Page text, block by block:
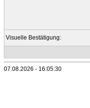
Visuelle Bestätigung:
07.08.2026 - 16:05:30